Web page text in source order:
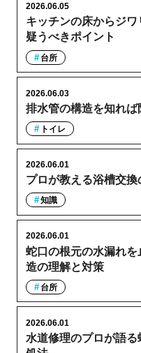
キッチンの床からジ
疑うべきポイント
2026.06.05
台所
排水管の構造を知れば
2026.06.03
トイレ
プロが教える浴槽交
2026.06.01
知識
蛇口の根元の水漏れ
造の理解と対策
2026.06.01
台所
水道修理のプロが語
2026.06.01